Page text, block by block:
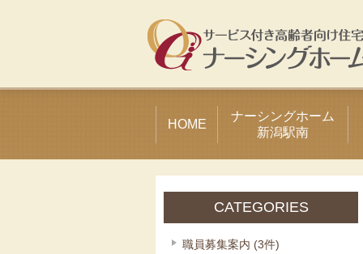
HOME
ナーシングホーム
新潟駅南
CATEGORIES
職員募集案内 (3件)